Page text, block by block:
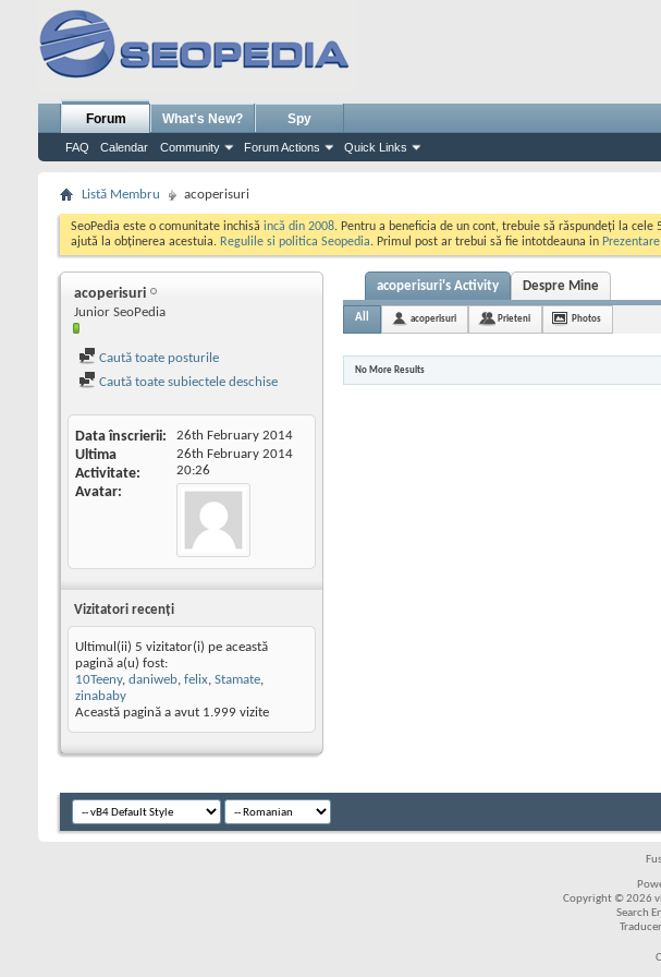
Forum
FAQ Calendar Community Forum Actions Quick Links
What's New? Spy
Listă Membru acoperisuri
SeoPedia este o comunitate inchisă incă din 2008. Pentru a beneficia de un cont, trebuie să răspundeți la
ajută la obținerea acestuia. Regulile si politica Seopedia. Primul post ar trebui să fie intotdeauna in
acoperisuri
Junior SeoPedia
Caută toate posturile
Caută toate subiectele deschise
Data înscrierii 26th February 2014
Ultima
Activitate
26th February 2014
20:26
Avatar
Vizitatori recenţi
Ultimul(ii) 5 vizitator(i) pe această
pagină a(u) fost:
10Teeny, daniweb, felix, Stamate,
zinababy
Această pagină a avut 1.999 vizite
acoperisuri's Activity Despre Mine
All acoperisuri Prieteni Photos
No More Results
Copyright © 2026
Search